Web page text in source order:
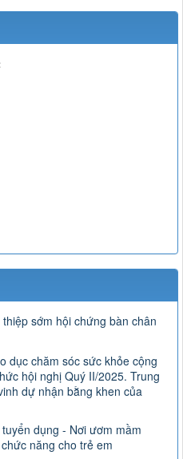
sớm hội chứng bàn chân
dục chăm sóc sức khỏe cộng
hội nghị Quý II/2025. Trung
dự nhận bằng khen của
dụng - Nơi ươm mầm
năng cho trẻ em